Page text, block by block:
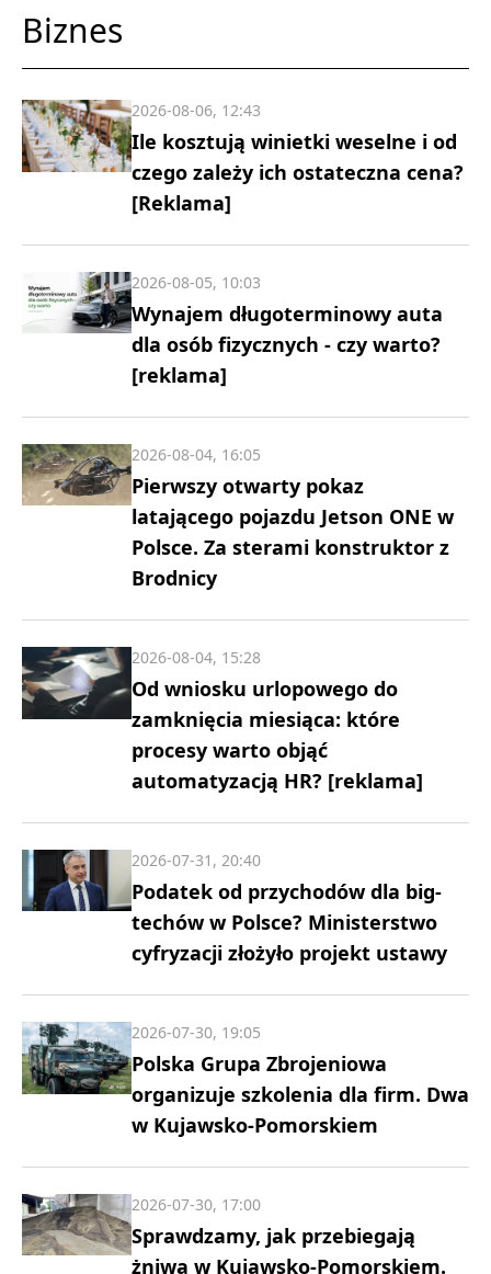
Biznes
Ile kosztują winietki weselne i od
czego zależy ich ostateczna cena?
[Reklama]
2026-08-06, 12:43
Wynajem długoterminowy auta
dla osób fizycznych - czy warto?
[reklama]
2026-08-05, 10:03
Pierwszy otwarty pokaz
latającego pojazdu Jetson ONE w
Polsce. Za sterami konstruktor z
Brodnicy
2026-08-04, 16:05
Od wniosku urlopowego do
zamknięcia miesiąca: które
procesy warto objąć
automatyzacją HR? [reklama]
2026-08-04, 15:28
Podatek od przychodów dla big-
techów w Polsce? Ministerstwo
cyfryzacji złożyło projekt ustawy
2026-07-31, 20:40
Polska Grupa Zbrojeniowa
organizuje szkolenia dla firm. Dwa
w Kujawsko-Pomorskiem
2026-07-30, 19:05
Sprawdzamy, jak przebiegają
żniwa w Kujawsko-Pomorskiem.
2026-07-30, 17:00